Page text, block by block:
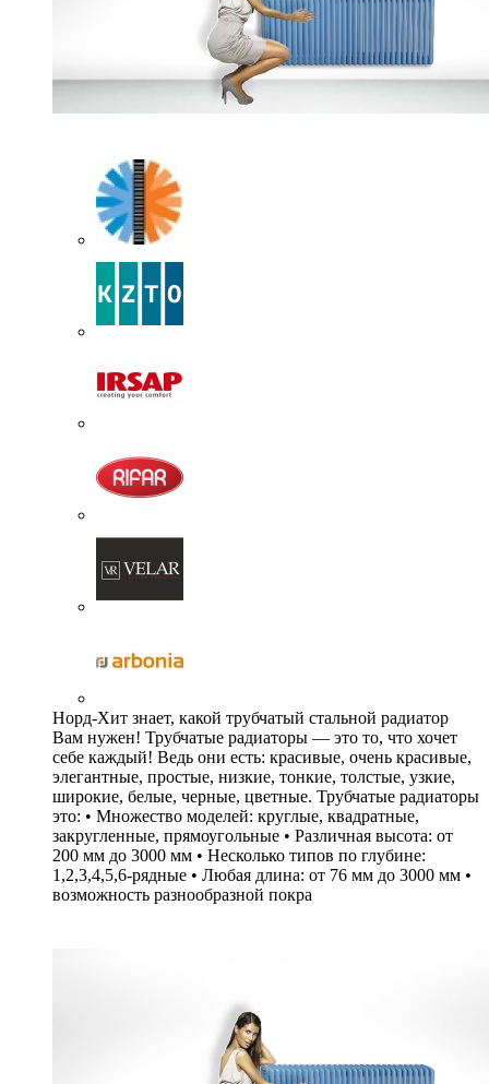
Норд-Хит знает, какой трубчатый стальной радиатор
Вам нужен! Трубчатые радиаторы — это то, что хочет
себе каждый! Ведь они есть: красивые, очень красивые,
элегантные, простые, низкие, тонкие, толстые, узкие,
широкие, белые, черные, цветные. Трубчатые радиаторы
это: • Множество моделей: круглые, квадратные,
закругленные, прямоугольные • Различная высота: от
200 мм до 3000 мм • Несколько типов по глубине:
1,2,3,4,5,6-рядные • Любая длина: от 76 мм до 3000 мм •
возможность разнообразной покра